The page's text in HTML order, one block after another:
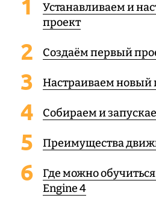
Устанавливаем и
проект
Создаём первый
Настраиваем новый
Собираем и
Преимущества
Где можно обучиться
Engine 4